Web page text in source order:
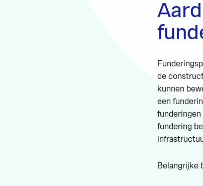
de
kunnen
een
fundering
Belangrijke